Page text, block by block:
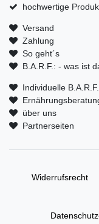
hochwertige
Versand
Zahlung
So geht´s
B.A.R.F.: - was ist
Individuelle
über uns
Partnerseiten
Widerrufs­recht